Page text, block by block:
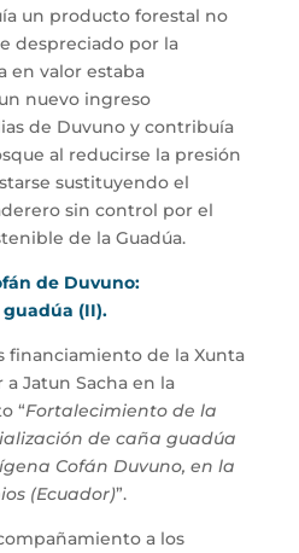
un producto forestal no
despreciado por la
en valor estaba
nuevo ingreso
de Duvuno y contribuía
al reducirse la presión
sustituyendo el
sin control por el
de la Guadúa.
de Duvuno:
(II).
financiamiento de la Xunta
a Jatun Sacha en la
“Fortalecimiento de la
de caña guadúa
Cofán Duvuno, en la
(Ecuador)”.
a los